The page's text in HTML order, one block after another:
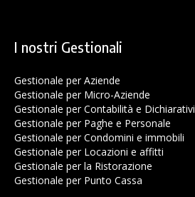
I nostri Gestionali
Gestionale per Aziende
Gestionale per Micro-Aziende
Gestionale per Contabilità e Dichiarativi
Gestionale per Paghe e Personale
Gestionale per Condomini e immobili
Gestionale per Locazioni e affitti
Gestionale per la Ristorazione
Gestionale per Punto Cassa